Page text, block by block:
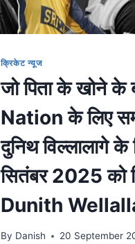
क्रिकेट न्यूज
जो पिता के खोने के
Nation के लिए
दुनिथ विल्लालागे के
सितंबर 2025 को
Dunith
By Danish 20 September